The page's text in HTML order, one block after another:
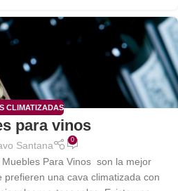
CLIMATIZADAS
para vinos
Santana 0
Para Vinos son la mejor
prefieren una cava climatizada con